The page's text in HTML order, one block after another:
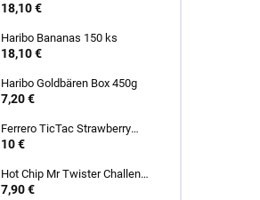
Malt 230G
18,10 €
Haribo Bananas 150 ks
18,10 €
Haribo Goldbären Box 450g
7,20 €
Ferrero TicTac Strawberry
228g
10 €
Hot Chip Mr Twister Challenge
120g
7,90 €